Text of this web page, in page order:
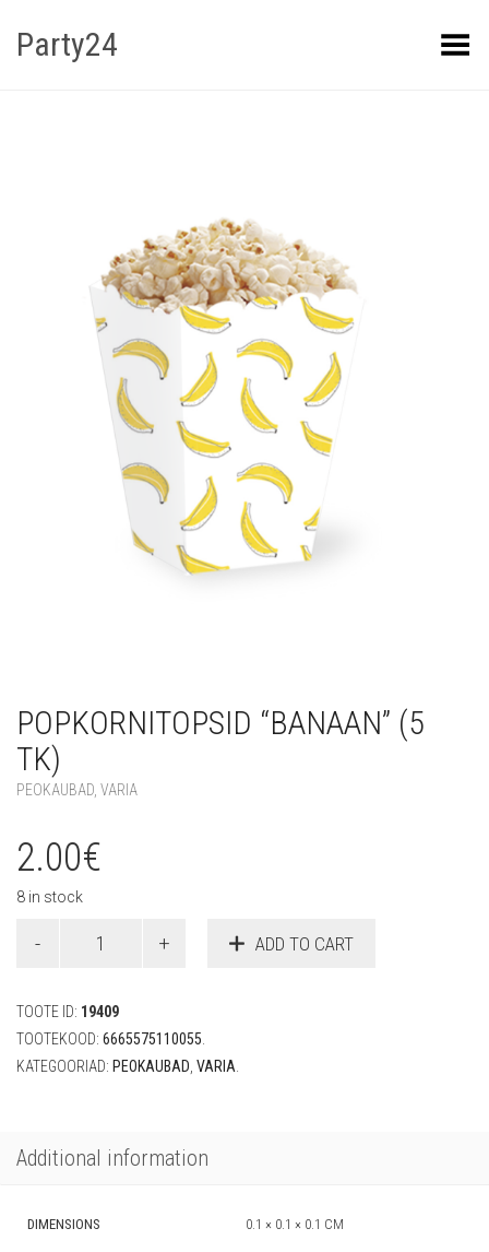
Party24 Kuva menüü
POPKORNITOPSID “BANAAN” (5
TK)
PEOKAUBAD VARIA
2.00€
8 in stock
"Banaan"
quantity
ADD TO CART
TOOTE ID: 19409
TOOTEKOOD: 6665575110055
KATEGOORIAD: PEOKAUBAD VARIA
Additional information
DIMENSIONS 0.1 × 0.1 × 0.1 CM